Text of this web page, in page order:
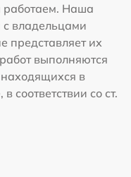
работаем. Наша
владельцами
представляет их
выполняются
находящихся в
соответствии со ст.